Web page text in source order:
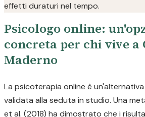
effetti duraturi nel tempo.
Psicologo online:
concreta per chi vive a
Maderno
La psicoterapia online è
validata alla seduta in studio. Una
et al. (2018) ha dimostrato che i